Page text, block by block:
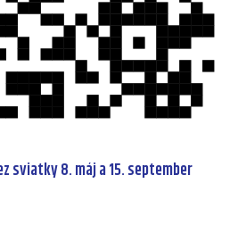
sviatky 8. máj a 15. september